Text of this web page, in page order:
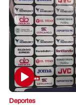
Deportes